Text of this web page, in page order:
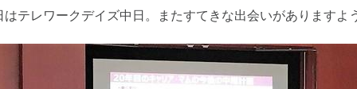
はテレワークデイズ中日。またすてきな出会いがありますよ